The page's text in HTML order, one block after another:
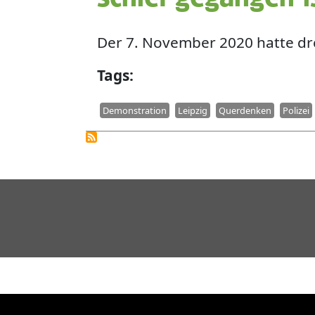
Der 7. November 2020 hatte
Tags
Demonstration Leipzig Querdenken Polizei